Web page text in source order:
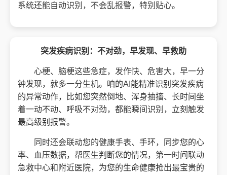
系统还能自动识别，不会乱报警，特别贴心。
突发疾病识别：不对劲，早发现、早救助
心梗、脑梗这些急症，发作快、危害大，早一分
钟发现，就多一分生机。咱的AI能精准识别突发疾病
的异常动作，比如您突然倒地、浑身抽搐、长时间坐
着一动不动、呼吸不对劲，都能瞬间识别，立刻触发
最高级别报警。
同时还会联动您的健康手表、手环，同步您的心
率、血压数据，帮医生判断您的情况，第一时间联动
急救中心和附近医院，为您的生命健康抢出最宝贵的